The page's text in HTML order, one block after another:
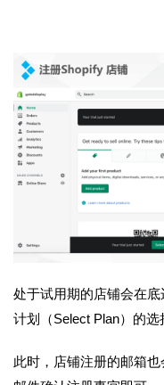
处于试用期的店铺会在
计划（Select Plan）的选
此时，店铺注册的邮箱